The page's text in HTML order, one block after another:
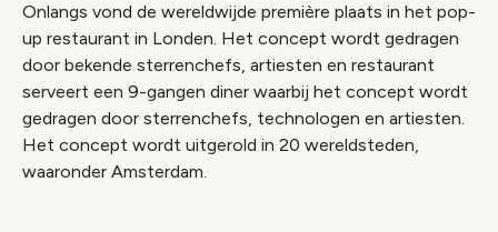
Onlangs vond de wereldwijde première plaats in het pop-
up restaurant in Londen. Het concept wordt gedragen
door bekende sterrenchefs, artiesten en restaurant
serveert een 9-gangen diner waarbij het concept wordt
gedragen door sterrenchefs, technologen en artiesten.
Het concept wordt uitgerold in 20 wereldsteden,
waaronder Amsterdam.